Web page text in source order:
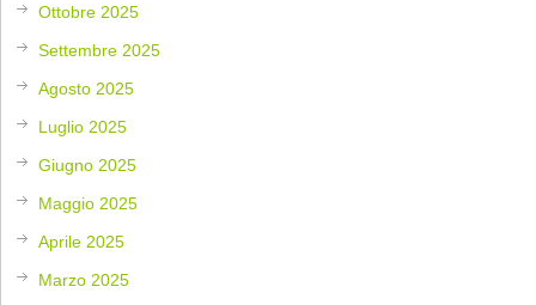
Ottobre 2025
Settembre 2025
Agosto 2025
Luglio 2025
Giugno 2025
Maggio 2025
Aprile 2025
Marzo 2025